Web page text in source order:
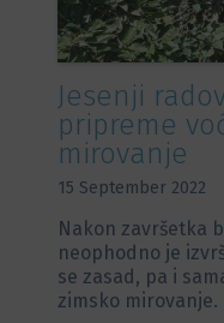
Jesenji
pripreme
mirovanje
15 September 2022
Nakon završetka
neophodno je
se zasad, pa i
zimsko mirovanje.